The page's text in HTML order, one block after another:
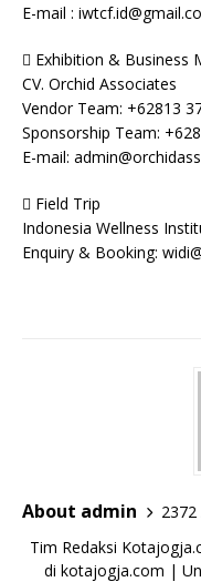
E-mail :
 Exhibition & Business
CV. Orchid Associates
Vendor Team: +62813
Sponsorship Team:
E-mail:
 Field Trip
Indonesia Wellness
Enquiry & Booking:
About admin
2372
Tim Redaksi
di kotajogja.com |